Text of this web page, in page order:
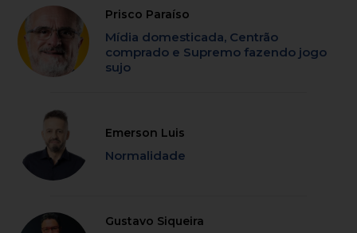
Prisco Paraíso
Mídia domesticada, Centrão
comprado e Supremo fazendo jogo
sujo
Emerson Luis
Normalidade
Gustavo Siqueira